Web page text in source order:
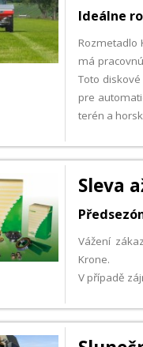
Ideálne
Rozmetadlo
má
Toto
pre
terén a
Sleva
Vážení
Krone.
V případě